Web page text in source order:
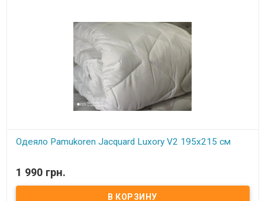
Одеяло Pamukoren Jacquard Luxory V2 195x215 см
195х215 см. Наполнитель: антиаллергенное волокно. Чехол:
сатин жаккард. Возможна стирка при 40 градусах.
1 990 грн.